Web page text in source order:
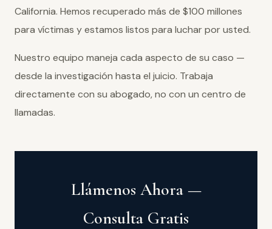
California. Hemos recuperado más de $100 millones
para víctimas y estamos listos para luchar por usted.
Nuestro equipo maneja cada aspecto de su caso —
desde la investigación hasta el juicio. Trabaja
directamente con su abogado, no con un centro de
llamadas.
Llámenos Ahora —
Consulta Gratis